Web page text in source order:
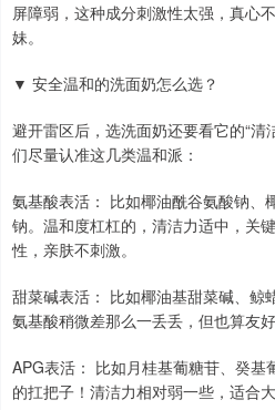
屏障弱，这种成分刺激性太强，真心
妹。
▼ 安全温和的洗面奶怎么选？
避开雷区后，选洗面奶还要看它的“
们尽量认准这几类温和派：
氨基酸表活： 比如椰油酰谷氨酸钠、
钠。温和度杠杠的，清洁力适中，关
性，亲肤不刺激。
甜菜碱表活： 比如椰油基甜菜碱、鲸
氨基酸稍微差那么一丢丢，但也算友好
APG表活： 比如月桂基葡糖苷、癸基
的扛把子！清洁力相对弱一些，适合